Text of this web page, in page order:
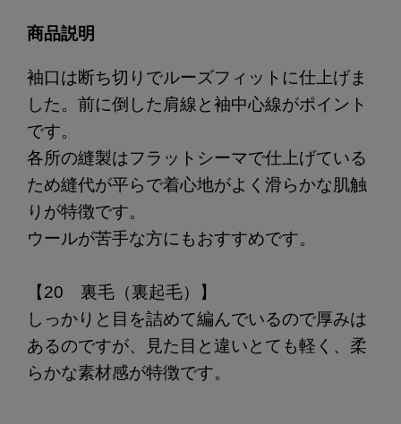
商品説明
袖口は断ち切りでルーズフィットに仕上げま
した。前に倒した肩線と袖中心線がポイント
です。
各所の縫製はフラットシーマで仕上げている
ため縫代が平らで着心地がよく滑らかな肌触
りが特徴です。
ウールが苦手な方にもおすすめです。
【20 裏毛（裏起毛）】
しっかりと目を詰めて編んでいるので厚みは
あるのですが、見た目と違いとても軽く、柔
らかな素材感が特徴です。